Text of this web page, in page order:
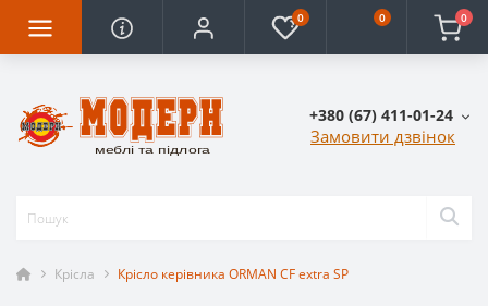
0 0 0
+380 (67) 411-01-24
Замовити дзвінок
Крісла Крісло керівника ORMAN CF extra SP